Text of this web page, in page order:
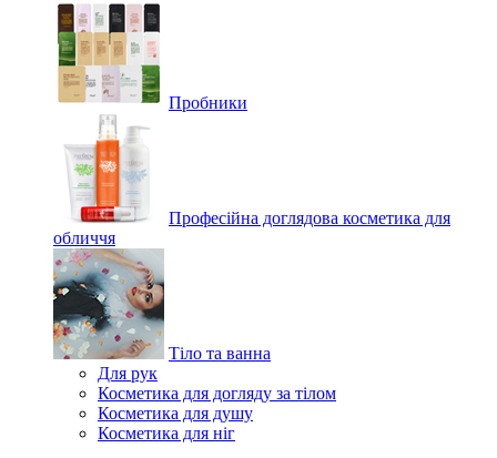
Пробники
Професійна доглядова косметика для
обличчя
Тіло та ванна
Для рук
Косметика для догляду за тілом
Косметика для душу
Косметика для ніг